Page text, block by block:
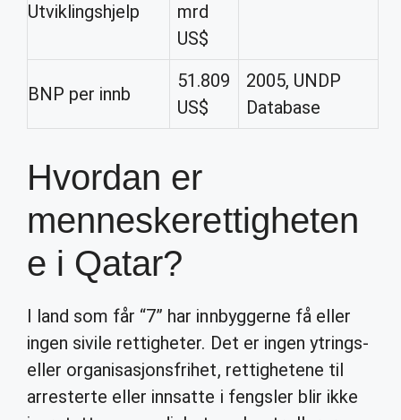
Utviklingshjelp
mrd
US$
BNP per innb
51.809
US$
2005, UNDP
Database
Hvordan er
menneskerettigheten
e i Qatar?
I land som får “7” har innbyggerne få eller
ingen sivile rettigheter. Det er ingen ytrings-
eller organisasjonsfrihet, rettighetene til
arresterte eller innsatte i fengsler blir ikke